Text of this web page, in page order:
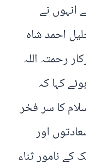
انہوں نے
احمد شاہ
رحمتہ اللہ
کہا کہ
کا سر فخر
اور
نامور ثناء